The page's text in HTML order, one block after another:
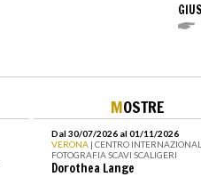
MOSTRE
Dal 30/07/2026 al 01/11/2026
VERONA | CENTRO
FOTOGRAFIA SCAVI SCALIGERI
Dorothea Lange